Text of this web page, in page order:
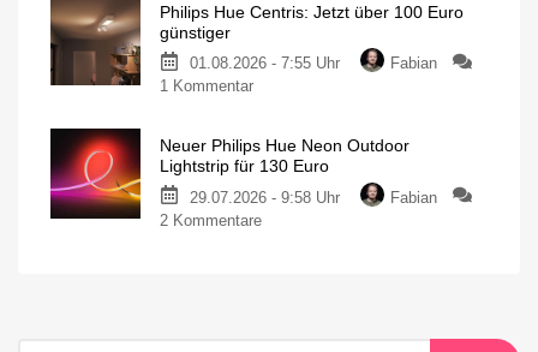
Philips Hue Centris: Jetzt über 100 Euro
günstiger
01.08.2026 - 7:55 Uhr
Fabian
1 Kommentar
Neuer Philips Hue Neon Outdoor
Lightstrip für 130 Euro
29.07.2026 - 9:58 Uhr
Fabian
2 Kommentare